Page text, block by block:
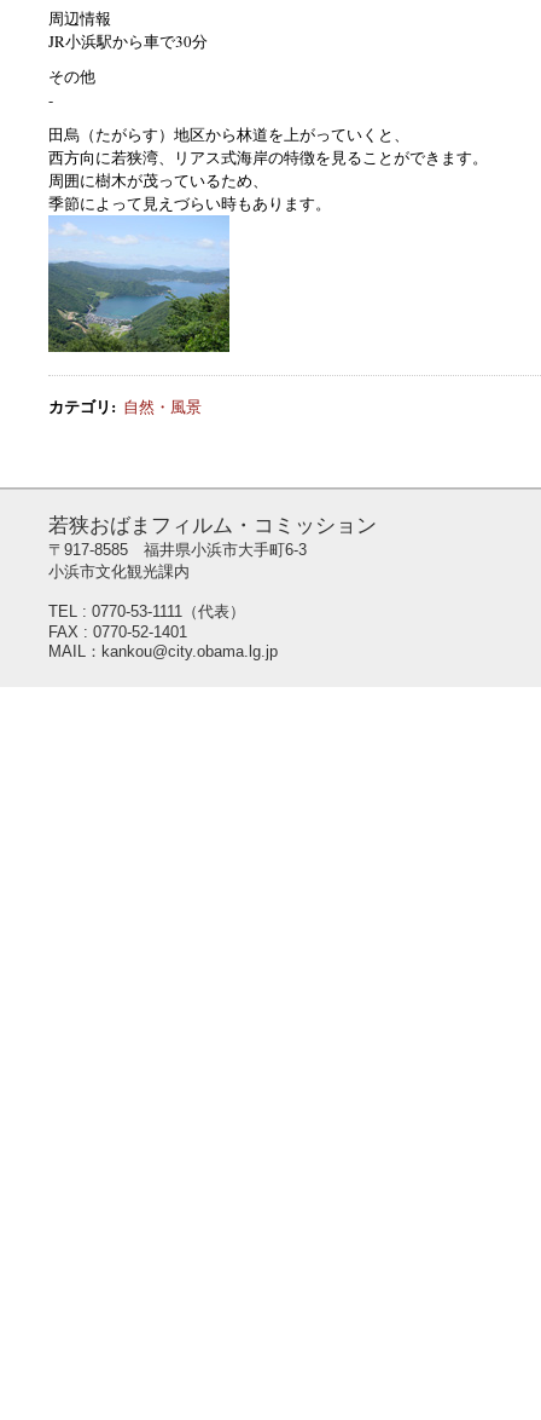
周辺情報
JR小浜駅から車で30分
その他
-
田烏（たがらす）地区から林道を上がっていくと、
西方向に若狭湾、リアス式海岸の特徴を見ることができます。
周囲に樹木が茂っているため、
季節によって見えづらい時もあります。
カテゴリ: 自然・風景
若狭おばまフィルム・コミッション
〒917-8585 福井県小浜市大手町6-3
小浜市文化観光課内
TEL : 0770-53-1111（代表）
FAX : 0770-52-1401
MAIL：kankou@city.obama.lg.jp